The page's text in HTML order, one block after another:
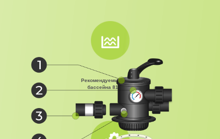
Рекомендуемый объём
бассейна 81 000 л